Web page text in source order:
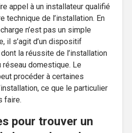
appel à un installateur qualifié
technique de l’installation. En
n’est pas un simple
il s’agit d’un dispositif
la réussite de l’installation
réseau domestique. Le
procéder à certaines
ce que le particulier
faire.
pour trouver un